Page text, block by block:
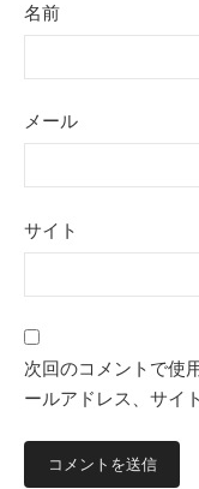
名前
メール
サイト
次回のコメントで使
ールアドレス、サイ